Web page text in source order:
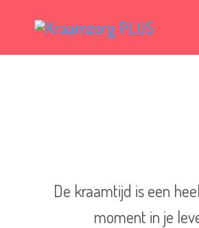
De kraamtijd is een
moment in je